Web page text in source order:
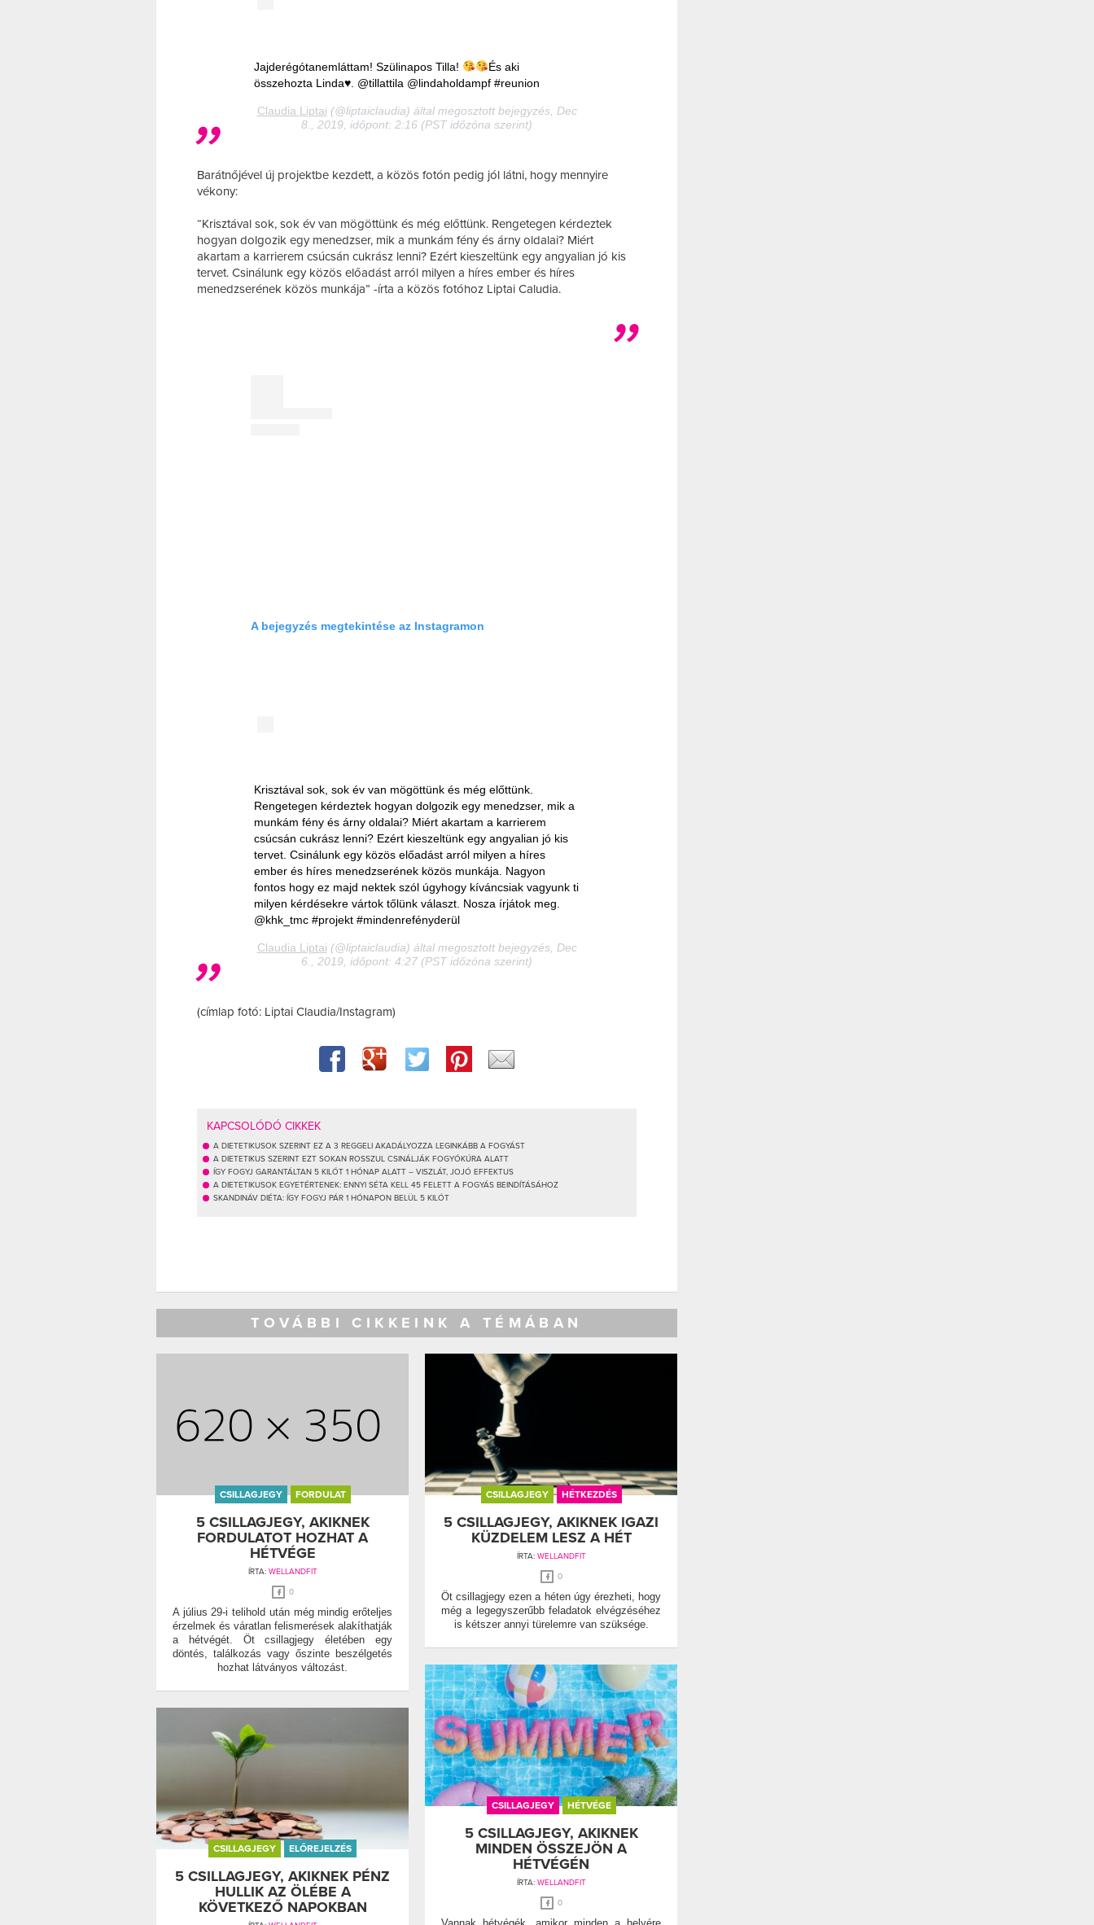
Jajderégótanemláttam! Szülinapos Tilla!
És aki
összehozta Linda♥️ . @tillattila @lindaholdampf #reunion
Claudia Liptai (@liptaiclaudia) által megosztott bejegyzés, Dec
8., 2019, időpont: 2:16 (PST időzóna szerint)
Barátnőjével új projektbe kezdett, a közös fotón pedig jól látni, hogy mennyire
vékony:
“Krisztával sok, sok év van mögöttünk és még előttünk. Rengetegen kérdeztek
hogyan dolgozik egy menedzser, mik a munkám fény és árny oldalai? Miért
akartam a karrierem csúcsán cukrász lenni? Ezért kieszeltünk egy angyalian jó kis
tervet. Csinálunk egy közös előadást arról milyen a híres ember és híres
menedzserének közös munkája” -írta a közös fotóhoz Liptai Caludia.
A bejegyzés megtekintése az Instagramon
Krisztával sok, sok év van mögöttünk és még előttünk.
Rengetegen kérdeztek hogyan dolgozik egy menedzser, mik a
munkám fény és árny oldalai? Miért akartam a karrierem
csúcsán cukrász lenni? Ezért kieszeltünk egy angyalian jó kis
tervet. Csinálunk egy közös előadást arról milyen a híres
ember és híres menedzserének közös munkája. Nagyon
fontos hogy ez majd nektek szól úgyhogy kíváncsiak vagyunk ti
milyen kérdésekre vártok tőlünk választ. Nosza írjátok meg.
@khk_tmc #projekt #mindenrefényderül
Claudia Liptai (@liptaiclaudia) által megosztott bejegyzés, Dec
6., 2019, időpont: 4:27 (PST időzóna szerint)
(címlap fotó: Liptai Claudia/Instagram)
KAPCSOLÓDÓ CIKKEK
A DIETETIKUSOK SZERINT EZ A 3 REGGELI AKADÁLYOZZA LEGINKÁBB A FOGYÁST
A DIETETIKUS SZERINT EZT SOKAN ROSSZUL CSINÁLJÁK FOGYÓKÚRA ALATT
ÍGY FOGYJ GARANTÁLTAN 5 KILÓT 1 HÓNAP ALATT – VISZLÁT, JOJÓ EFFEKTUS
A DIETETIKUSOK EGYETÉRTENEK: ENNYI SÉTA KELL 45 FELETT A FOGYÁS BEINDÍTÁSÁHOZ
SKANDINÁV DIÉTA: ÍGY FOGYJ PÁR 1 HÓNAPON BELÜL 5 KILÓT
TOVÁBBI CIKKEINK A TÉMÁBAN
CSILLAGJEGY FORDULAT
5 CSILLAGJEGY, AKIKNEK
FORDULATOT HOZHAT A
HÉTVÉGE
ÍRTA: WELLANDFIT
0
A július 29-i telihold után még mindig erőteljes
érzelmek és váratlan felismerések alakíthatják
a hétvégét. Öt csillagjegy életében egy
döntés, találkozás vagy őszinte beszélgetés
hozhat látványos változást.
CSILLAGJEGY HÉTKEZDÉS
5 CSILLAGJEGY, AKIKNEK IGAZI
KÜZDELEM LESZ A HÉT
ÍRTA: WELLANDFIT
0
Öt csillagjegy ezen a héten úgy érezheti, hogy
még a legegyszerűbb feladatok elvégzéséhez
is kétszer annyi türelemre van szüksége.
CSILLAGJEGY HÉTVÉGE
5 CSILLAGJEGY, AKIKNEK
MINDEN ÖSSZEJÖN A
HÉTVÉGÉN
ÍRTA: WELLANDFIT
0
CSILLAGJEGY ELŐREJELZÉS
5 CSILLAGJEGY, AKIKNEK PÉNZ
HULLIK AZ ÖLÉBE A
KÖVETKEZŐ NAPOKBAN